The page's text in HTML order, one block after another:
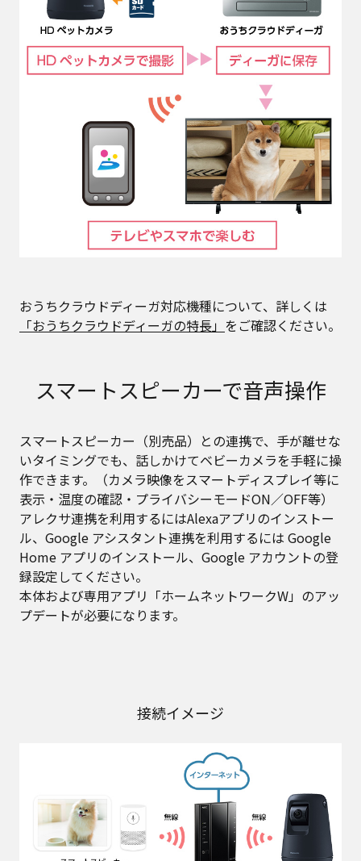
おうちクラウドディーガ対応機種について、詳しくは
「おうちクラウドディーガの特長」 をご確認ください。
スマートスピーカーで音声操作
スマートスピーカー（別売品）との連携で、手が離せな
いタイミングでも、話しかけてベビーカメラを手軽に操
作できます。（カメラ映像をスマートディスプレイ等に
表示・温度の確認・プライバシーモードON／OFF等）
アレクサ連携を利用するにはAlexaアプリのインストー
ル、Google アシスタント連携を利用するには Google
Home アプリのインストール、Google アカウントの登
録設定してください。
本体および専用アプリ「ホームネットワークW」のアッ
プデートが必要になります。
接続イメージ